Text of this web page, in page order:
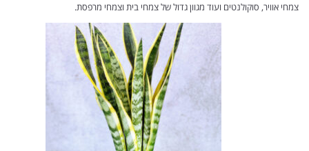
צמחי אוויר, סוקולנטים ועוד מגוון גדול של צמחי בית וצמחי מרפסת.